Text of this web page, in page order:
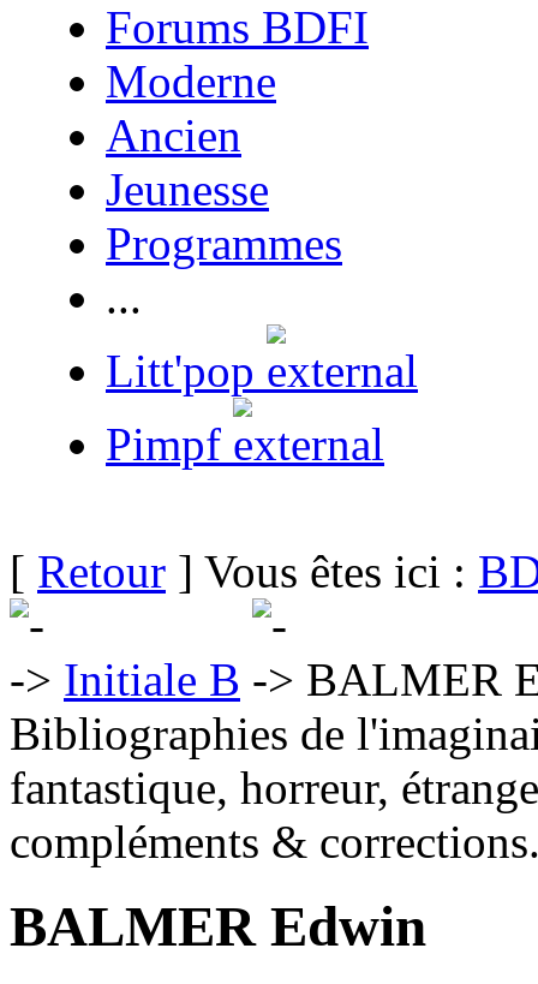
Forums BDFI
Moderne
Ancien
Jeunesse
Programmes
...
Litt'pop
Pimpf
[ Retour ] Vous êtes ici :
Initiale B
BALMER
Bibliographies de
fantastique, horreur,
compléments &
BALMER Edwin